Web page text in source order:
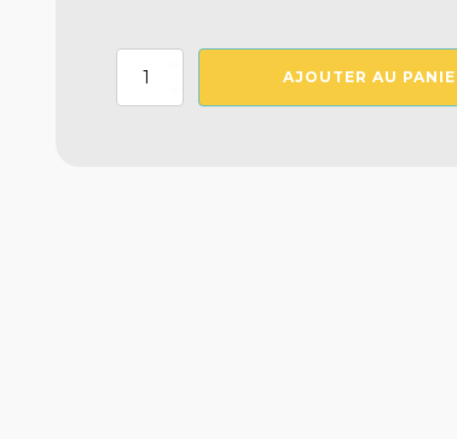
quantité
AJOUTER AU